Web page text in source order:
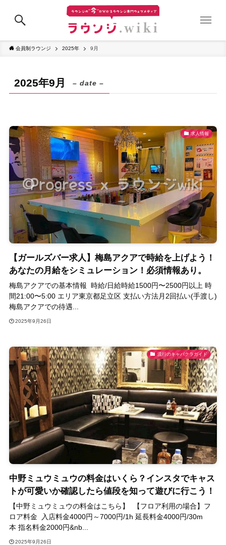
会員制ラウンジ 2025年 9月
2025年9月 – date –
求人情報
【ガールズバー求人】梅島アクアで時給を上げよう！
あなたの月給をシミュレーション！必須情報あり。
梅島アクアでの基本情報 時給/日給時給1500円〜2500円以上 時
間21:00〜5:00 エリア東京都足立区 支払い方法月2回払い(手渡し)
梅島アクアでの待遇...
2025年9月26日
流行のキャバクラガイド
中野ミュウミュウの料金はいくら？インスタでキャス
トが可愛いか確認したら値段を知って遊びに行こう！
【中野ミュウミュウの料金はこちら】 【フロア利用の場合】フ
ロア料金 入店料金4000円～7000円/1h 延長料金4000円/30m
本 指名料金2000円&nb...
2025年9月26日